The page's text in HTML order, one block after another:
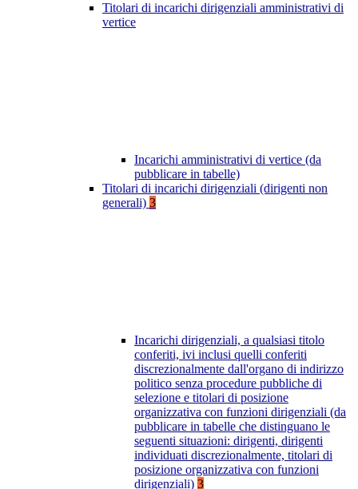
Titolari di incarichi dirigenziali amministrativi di
vertice
Incarichi amministrativi di vertice (da
pubblicare in tabelle)
Titolari di incarichi dirigenziali (dirigenti non
generali) 3
Incarichi dirigenziali, a qualsiasi titolo
conferiti, ivi inclusi quelli conferiti
discrezionalmente dall'organo di indirizzo
politico senza procedure pubbliche di
selezione e titolari di posizione
organizzativa con funzioni dirigenziali (da
pubblicare in tabelle che distinguano le
seguenti situazioni: dirigenti, dirigenti
individuati discrezionalmente, titolari di
posizione organizzativa con funzioni
dirigenziali) 3